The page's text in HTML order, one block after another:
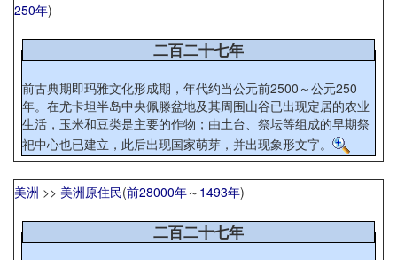
250年)
二百二十七年
前古典期即玛雅文化形成期，年代约当公元前2500～公元250
年。在尤卡坦半岛中央佩滕盆地及其周围山谷已出现定居的农业
生活，玉米和豆类是主要的作物；由土台、祭坛等组成的早期祭
祀中心也已建立，此后出现国家萌芽，并出现象形文字。
美洲 >> 美洲原住民(前28000年～ 1493年)
二百二十七年